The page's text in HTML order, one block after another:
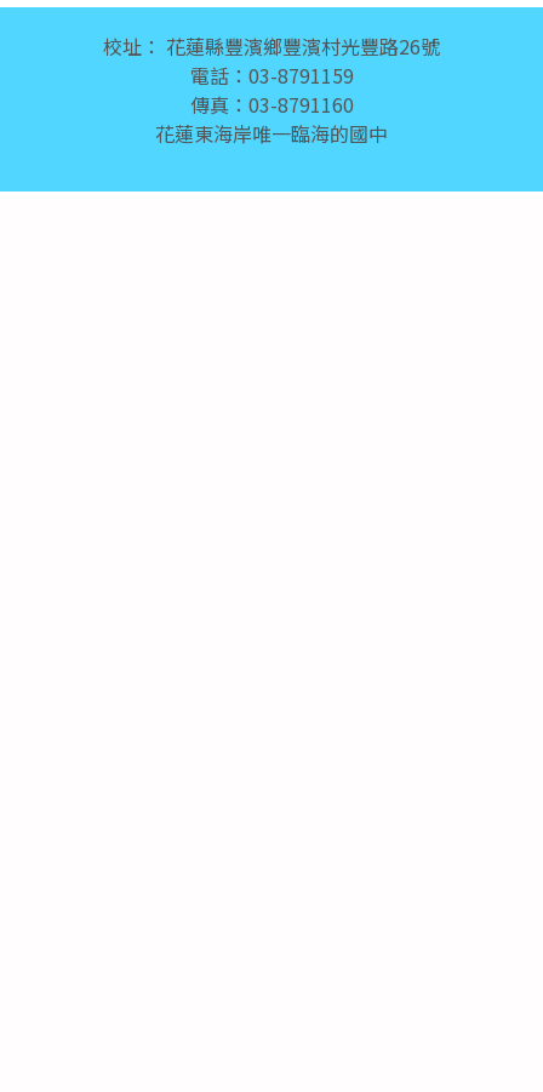
頁尾區域內容
校址： 花蓮縣豐濱鄉豐濱村光豐路26號
電話：03-8791159
傳真：03-8791160
花蓮東海岸唯一臨海的國中